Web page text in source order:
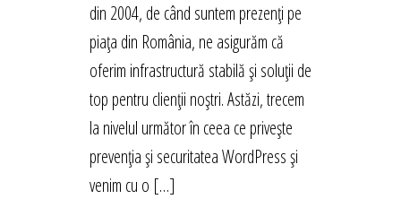
din 2004, de când suntem prezenți pe
piața din România, ne asigurăm că
oferim infrastructură stabilă și soluții de
top pentru clienții noștri. Astăzi, trecem
la nivelul următor în ceea ce privește
prevenția și securitatea WordPress și
venim cu o […]